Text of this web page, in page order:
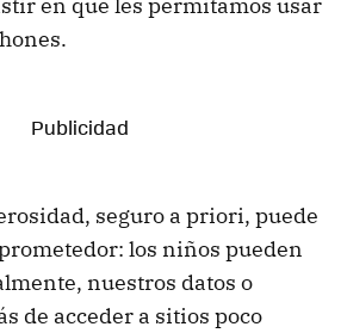
en que les permitamos usar
seguro a priori, puede
los niños pueden
nuestros datos o
de acceder a sitios poco